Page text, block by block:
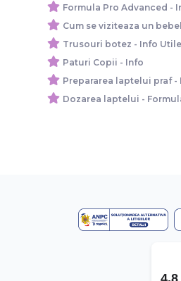
Formula Pro Advanced -
Cum se viziteaza un
Trusouri botez - Info Utile
Paturi Copii - Info
Prepararea laptelui praf -
Dozarea laptelui -
4.8